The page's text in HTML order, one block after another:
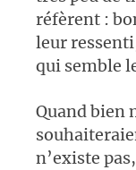
réfèrent :
leur
qui semble
Quand bien
n’existe